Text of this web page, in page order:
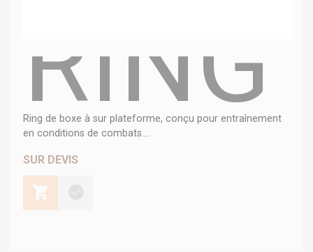
RING
Ring de boxe à sur plateforme, conçu pour entraînement
en conditions de combats....
SUR DEVIS